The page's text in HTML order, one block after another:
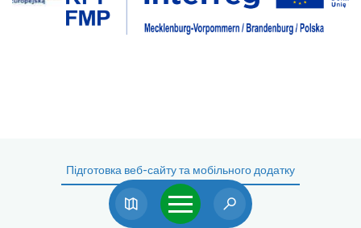
Підготовка веб-сайту та мобільного додатку